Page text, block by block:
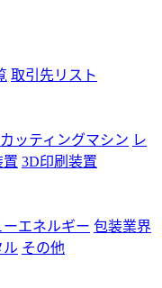
取引先リスト
ッティングマシン レ
置 3D印刷装置
ーエネルギー 包装業界
ル その他